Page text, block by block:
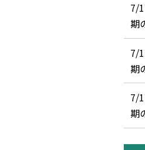
7/
期
7/
期
7/
期